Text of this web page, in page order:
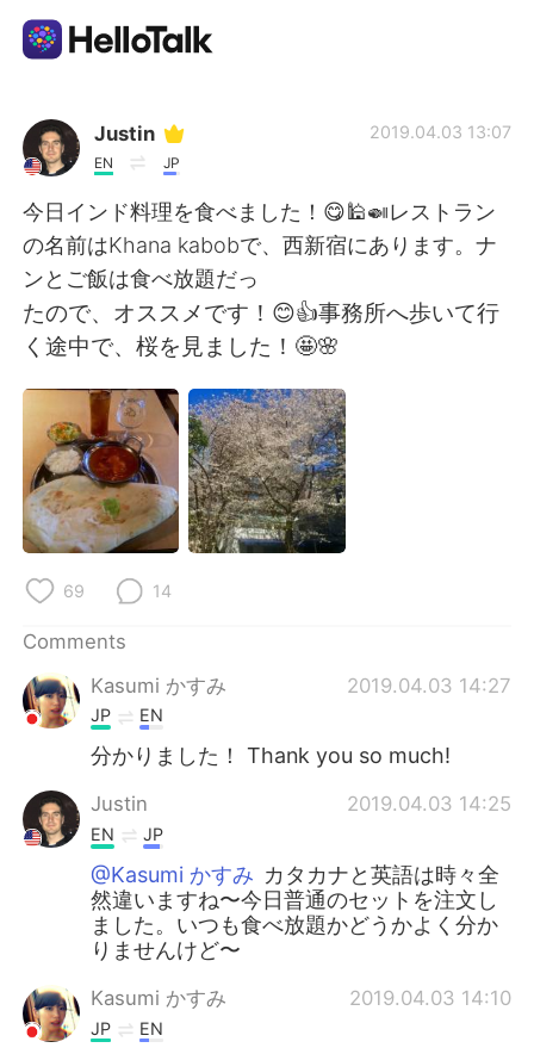
Language Exchange App
AI Grammar Checker
English
简体中文 繁體中文
Español العربية
Français Deutsch
日本語 한국어
Русский
Türkçe
Justin
EN JP
2019.04.03 13:07
今日インド料理を食べました！😋🕌🍛レストラン
の名前はKhana kabobで、西新宿にあります。ナ
ンとご飯は食べ放題だっ
たので、オススメです！😊👍事務所へ歩いて行
く途中で、桜を見ました！🤩🌸
69 14
Comments
Kasumi かすみ
2019.04.03 14:27
JP EN
分かりました！ Thank you so much!
Justin 2019.04.03 14:25
EN JP
@Kasumi かすみ カタカナと英語は時々全
然違いますね〜今日普通のセットを注文し
ました。いつも食べ放題かどうかよく分か
りませんけど〜
Kasumi かすみ 2019.04.03 14:10
JP EN